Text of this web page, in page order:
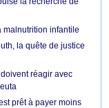
malnutrition infantile
la quête de justice
réagir avec
prêt à payer moins